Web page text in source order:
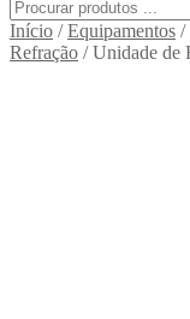
for:
Início /Equipamentos /
Refração / Unidade de